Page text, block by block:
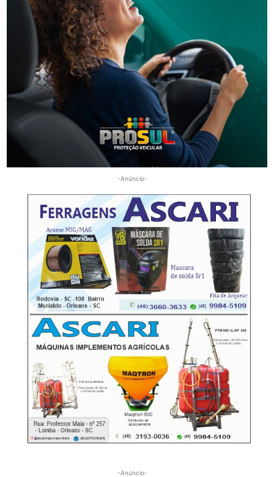
Golpes por WhatsApp levam à apreensão de dois
adolescentes em SC
-Anúncio-
-Anúncio-